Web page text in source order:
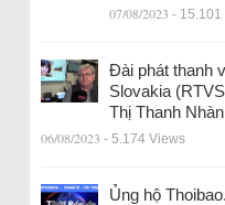
07/08/2023 - 15.101
Đài phát thanh
Slovakia
Thị Thanh
06/08/2023 - 5.174 Views
Ủng hộ